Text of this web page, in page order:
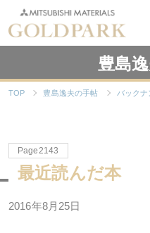
豊島
TOP 豊島逸夫の手帖 バックナ
Page2143
最近読んだ本
2016年8月25日